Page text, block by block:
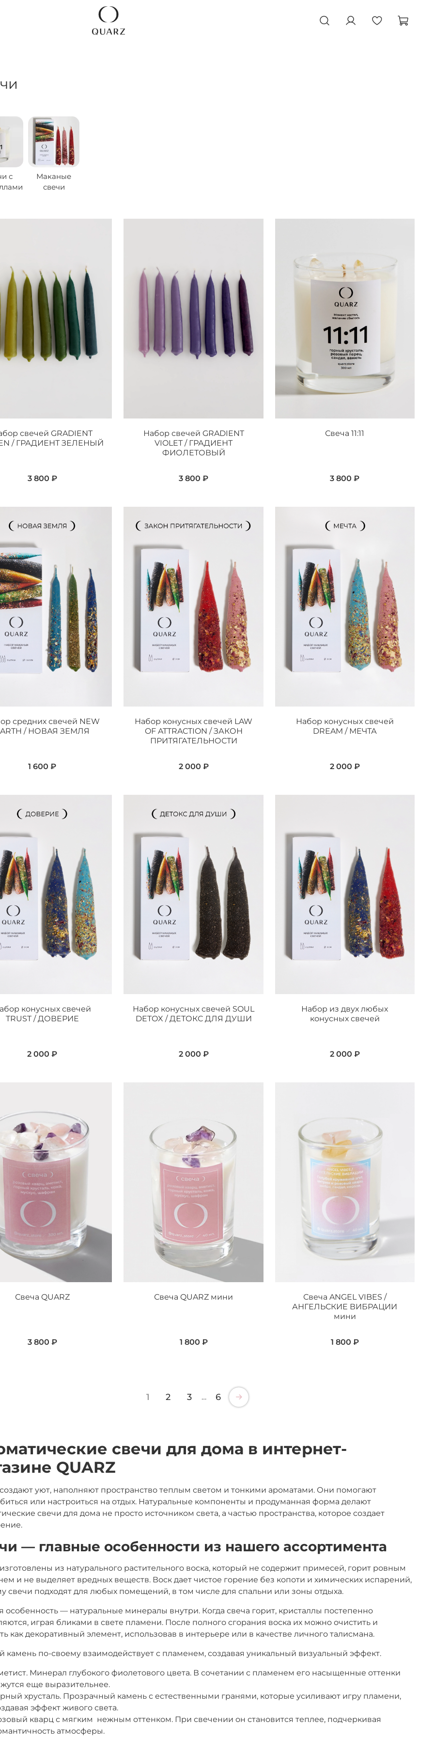
с
Маканые
свечи
свечей GRADIENT
/ ГРАДИЕНТ ЗЕЛЕНЫЙ
3 800 ₽
Набор свечей GRADIENT
VIOLET / ГРАДИЕНТ
ФИОЛЕТОВЫЙ
3 800 ₽
Свеча 11:11
3 800 ₽
средних свечей NEW
/ НОВАЯ ЗЕМЛЯ
1 600 ₽
Набор конусных свечей LAW
OF ATTRACTION / ЗАКОН
ПРИТЯГАТЕЛЬНОСТИ
2 000 ₽
Набор конусных свечей
DREAM / МЕЧТА
2 000 ₽
конусных свечей
TRUST / ДОВЕРИЕ
2 000 ₽
Набор конусных свечей SOUL
DETOX / ДЕТОКС ДЛЯ ДУШИ
2 000 ₽
Набор из двух любых
конусных свечей
2 000 ₽
Свеча QUARZ
3 800 ₽
Свеча QUARZ мини
1 800 ₽
Свеча ANGEL VIBES /
АНГЕЛЬСКИЕ ВИБРАЦИИ
мини
1 800 ₽
1 2 3 … 6
свечи для дома в интернет-
QUARZ
уют, наполняют пространство теплым светом и тонкими ароматами. Они помогают
или настроиться на отдых. Натуральные компоненты и продуманная форма делают
свечи для дома не просто источником света, а частью пространства, которое создает
— главные особенности из нашего ассортимента
из натурального растительного воска, который не содержит примесей, горит ровным
и не выделяет вредных веществ. Воск дает чистое горение без копоти и химических испарений,
свечи подходят для любых помещений, в том числе для спальни или зоны отдыха.
особенность — натуральные минералы внутри. Когда свеча горит, кристаллы постепенно
играя бликами в свете пламени. После полного сгорания воска их можно очистить и
как декоративный элемент, использовав в интерьере или в качестве личного талисмана.
камень по-своему взаимодействует с пламенем, создавая уникальный визуальный эффект.
Минерал глубокого фиолетового цвета. В сочетании с пламенем его насыщенные оттенки
еще выразительнее.
хрусталь. Прозрачный камень с естественными гранями, которые усиливают игру пламени,
эффект живого света.
кварц с мягким нежным оттенком. При свечении он становится теплее, подчеркивая
атмосферы.